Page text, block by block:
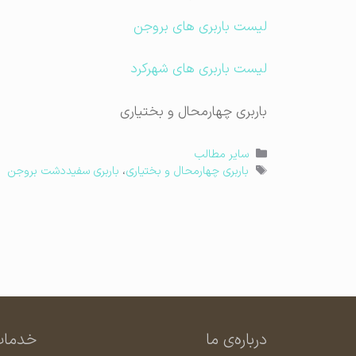
لیست باربری های بروجن
لیست باربری های شهرکرد
باربری چهارمحال و بختیاری
دسته‌ها
سایر مطالب
برچسب‌ها
باربری چهارمحال و بختیاری، باربری سفیددشت بروجن
درباره‌ی ما